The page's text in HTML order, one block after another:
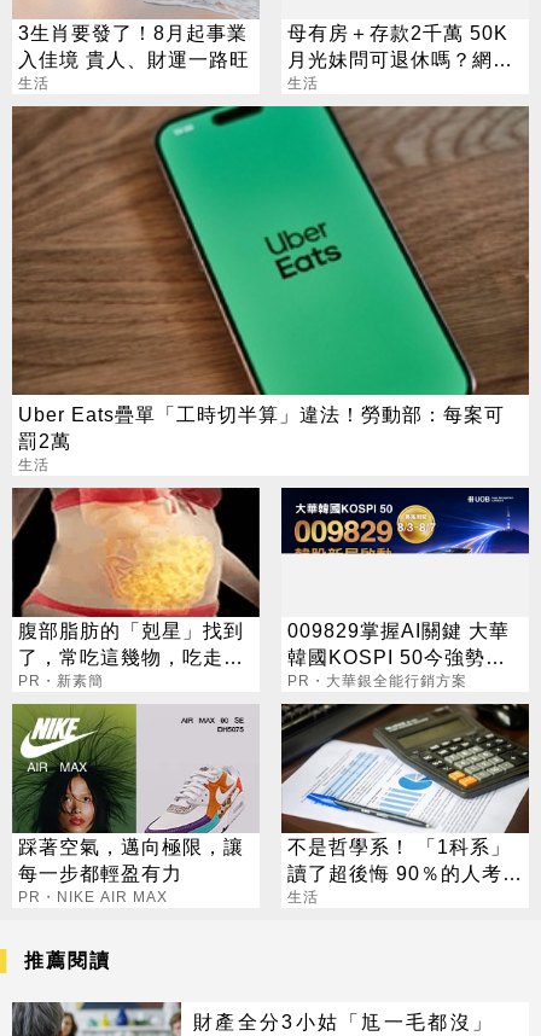
3生肖要發了！8月起事業
入佳境 貴人、財運一路旺
生活
母有房＋存款2千萬 50K
月光妹問可退休嗎？網反
嗆：別當拖油瓶
生活
Uber Eats疊單「工時切半算」違法！勞動部：每案可
罰2萬
生活
腹部脂肪的「剋星」找到
了，常吃這幾物，吃走大
肚囊，瘦出小蠻腰
PR・新素簡
009829掌握AI關鍵 大華
韓國KOSPI 50今強勢開
募
PR・大華銀全能行銷方案
踩著空氣，邁向極限，讓
每一步都輕盈有力
PR・NIKE AIR MAX
不是哲學系！ 「1科系」
讀了超後悔 90％的人考不
上證照
生活
推薦閱讀
財產全分3小姑「尪一毛都沒」